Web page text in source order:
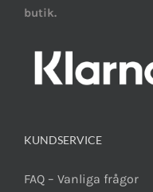
butik.
KUNDSERVICE
FAQ – Vanliga frågor